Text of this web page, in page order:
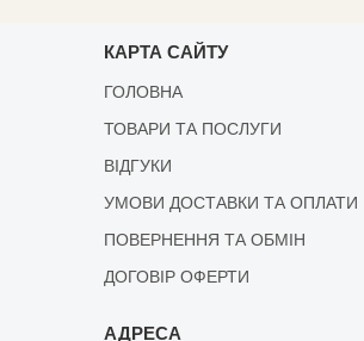
КАРТА САЙТУ
ГОЛОВНА
ТОВАРИ ТА ПОСЛУГИ
ВІДГУКИ
УМОВИ ДОСТАВКИ ТА ОПЛАТИ
ПОВЕРНЕННЯ ТА ОБМІН
ДОГОВІР ОФЕРТИ